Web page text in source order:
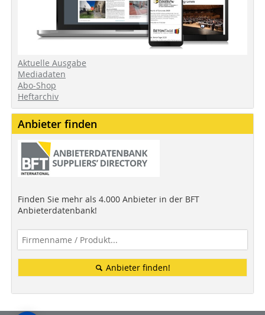
Aktuelle Ausgabe
Mediadaten
Abo-Shop
Heftarchiv
Anbieter finden
Finden Sie mehr als 4.000 Anbieter in der BFT
Anbieterdatenbank!
Anbieter finden!